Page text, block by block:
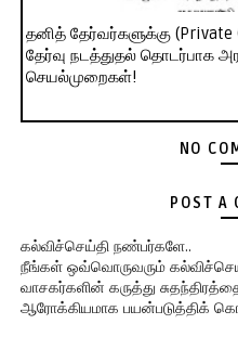
தனித் தேர்வர்களுக்கு
தேர்வு நடத்துதல் தொடர்பாக
செயல்முறைகள்!
NO
POST A
கல்விச்செய்தி நண்பர்களே..
நீங்கள் ஒவ்வொருவரும்
வாசகர்களின் கருத்து
ஆரோக்கியமாக பயன்படுத்திக்